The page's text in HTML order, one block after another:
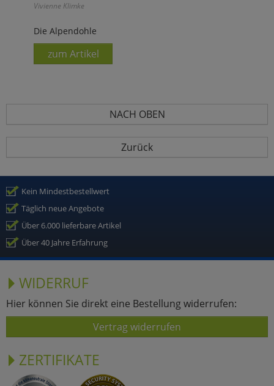
Vivienne Klimke
Die Alpendohle
zum Artikel
NACH OBEN
Zurück
Kein Mindestbestellwert
Täglich neue Angebote
Über 6.000 lieferbare Artikel
Über 40 Jahre Erfahrung
WIDERRUF
Hier können Sie direkt eine Bestellung widerrufen:
Vertrag widerrufen
ZERTIFIKATE